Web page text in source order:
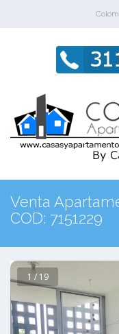
Venta
COD: 7151229
1 / 19